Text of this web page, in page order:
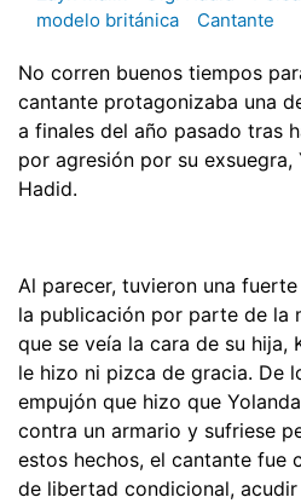
modelo británica
Cantante
No corren buenos tiempos
cantante protagonizaba una
a finales del año pasado tras
por agresión por su exsuegra,
Hadid.
Al parecer, tuvieron una
la publicación por parte de la
que se veía la cara de su hija,
le hizo ni pizca de gracia. De
empujón que hizo que
contra un armario y sufriese
estos hechos, el cantante fue
de libertad condicional,